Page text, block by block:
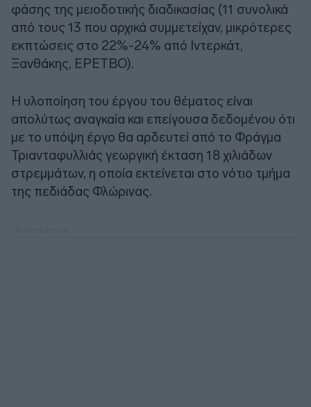
φάσης της μειοδοτικής διαδικασίας (11 συνολικά
από τους 13 που αρχικά συμμετείχαν, μικρότερες
εκπτώσεις στο 22%-24% από Ιντερκάτ,
Ξανθάκης, ΕΡΕΤΒΟ).
Η υλοποίηση του έργου του θέματος είναι
απολύτως αναγκαία και επείγουσα δεδομένου ότι
με το υπόψη έργο θα αρδευτεί από το Φράγμα
Τριανταφυλλιάς γεωργική έκταση 18 χιλιάδων
στρεμμάτων, η οποία εκτείνεται στο νότιο τμήμα
της πεδιάδας Φλώρινας.